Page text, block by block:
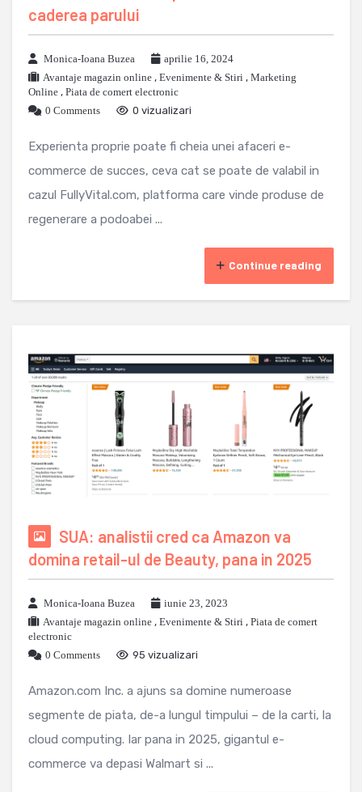
caderea parului
Monica-Ioana Buzea
aprilie 16, 2024
Avantaje magazin online , Evenimente & Stiri , Marketing
Online , Piata de comert electronic
0 Comments
0 vizualizari
Experienta proprie poate fi cheia unei afaceri e-
commerce de succes, ceva cat se poate de valabil in
cazul FullyVital.com, platforma care vinde produse de
regenerare a podoabei ...
Continue reading
SUA: analistii cred ca Amazon va
domina retail-ul de Beauty, pana in 2025
Monica-Ioana Buzea
iunie 23, 2023
Avantaje magazin online , Evenimente & Stiri , Piata de comert
electronic
0 Comments
95 vizualizari
Amazon.com Inc. a ajuns sa domine numeroase
segmente de piata, de-a lungul timpului – de la carti, la
cloud computing. Iar pana in 2025, gigantul e-
commerce va depasi Walmart si ...